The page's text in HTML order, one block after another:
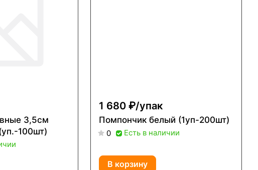
3,5см
100шт)
1 680 ₽/упак
Помпончик белый (1уп-200шт)
0 Есть в наличии
В корзину